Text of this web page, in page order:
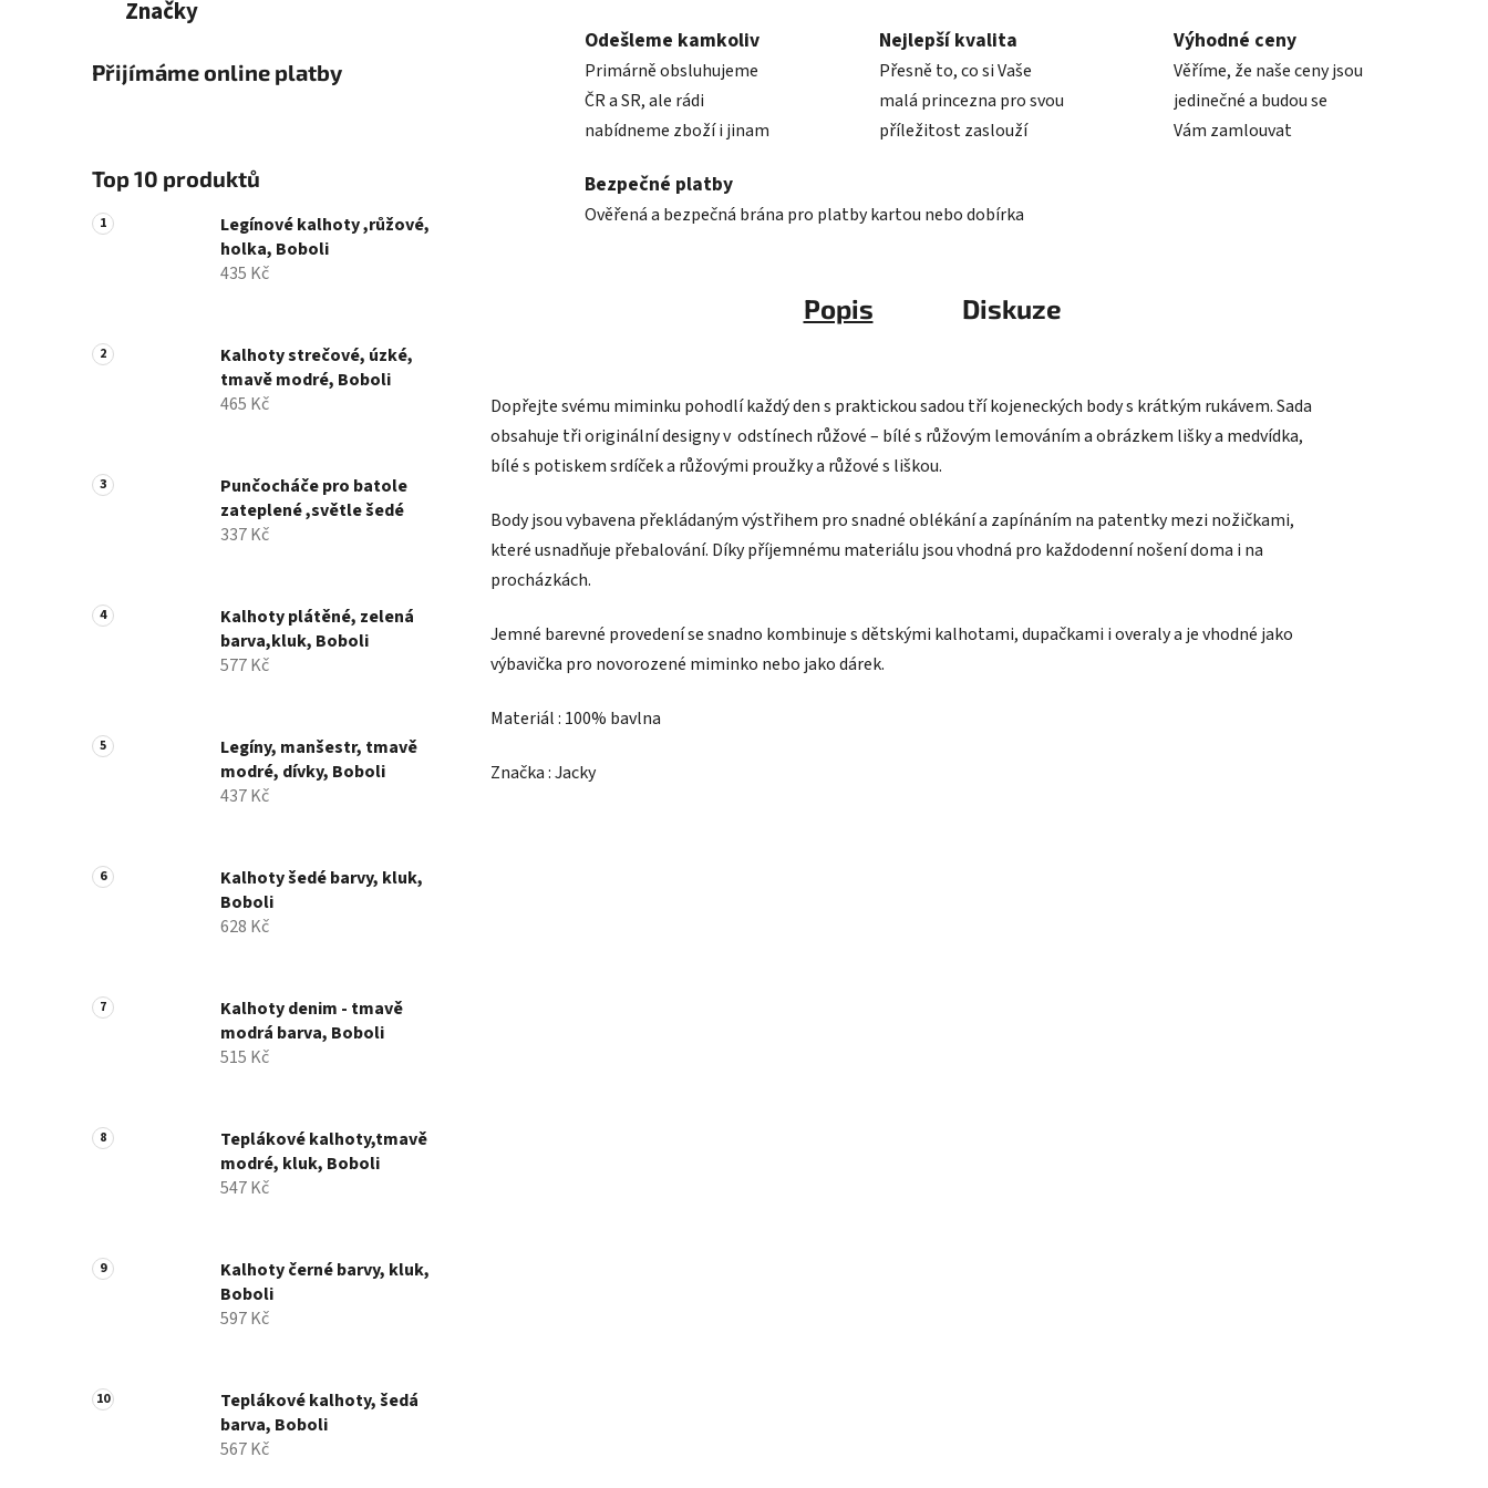
Značky
Přijímáme online platby
Top 10 produktů
Legínové kalhoty ,růžové,
holka, Boboli
435 Kč
Kalhoty strečové, úzké,
tmavě modré, Boboli
465 Kč
Punčocháče pro batole
zateplené ,světle šedé
337 Kč
Kalhoty plátěné, zelená
barva,kluk, Boboli
577 Kč
Legíny, manšestr, tmavě
modré, dívky, Boboli
437 Kč
Kalhoty šedé barvy, kluk,
Boboli
628 Kč
Kalhoty denim - tmavě
modrá barva, Boboli
515 Kč
Teplákové kalhoty,tmavě
modré, kluk, Boboli
547 Kč
Kalhoty černé barvy, kluk,
Boboli
597 Kč
Teplákové kalhoty, šedá
barva, Boboli
567 Kč
Odešleme kamkoliv
Primárně obsluhujeme
ČR a SR, ale rádi
nabídneme zboží i jinam
Nejlepší kvalita
Přesně to, co si Vaše
malá princezna pro svou
příležitost zaslouží
Výhodné ceny
Věříme, že naše ceny jsou
jedinečné a budou se
Vám zamlouvat
Bezpečné platby
Ověřená a bezpečná brána pro platby kartou nebo dobírka
Popis Diskuze
Dopřejte svému miminku pohodlí každý den s praktickou sadou tří kojeneckých body s krátkým rukávem. Sada
obsahuje tři originální designy v odstínech růžové – bílé s růžovým lemováním a obrázkem lišky a medvídka,
bílé s potiskem srdíček a růžovými proužky a růžové s liškou.
Body jsou vybavena překládaným výstřihem pro snadné oblékání a zapínáním na patentky mezi nožičkami,
které usnadňuje přebalování. Díky příjemnému materiálu jsou vhodná pro každodenní nošení doma i na
procházkách.
Jemné barevné provedení se snadno kombinuje s dětskými kalhotami, dupačkami i overaly a je vhodné jako
výbavička pro novorozené miminko nebo jako dárek.
Materiál : 100% bavlna
Značka : Jacky